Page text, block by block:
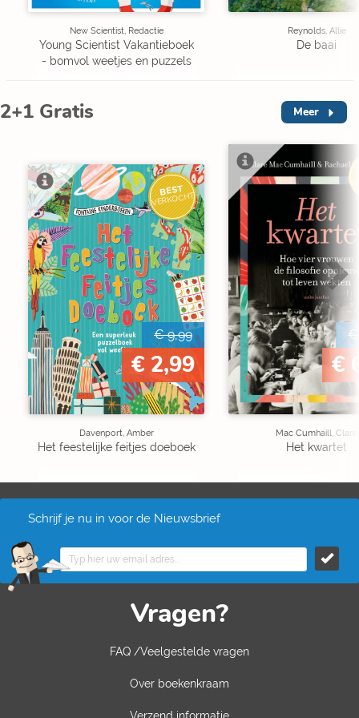
New Scientist, Redactie
Young Scientist Vakantieboek
- bomvol weetjes en puzzels
Reynolds, Allie
De baai
2+1 Gratis Meer
BEST
VERKOCHT
€ 9,99
€ 2,99
Davenport, Amber
Het feestelijke feitjes doeboek
€
€
Mac Cumhaill, Clare
Het kwartet
Schrijf je nu in voor de Nieuwsbrief
Vragen?
FAQ /Veelgestelde vragen
Over boekenkraam